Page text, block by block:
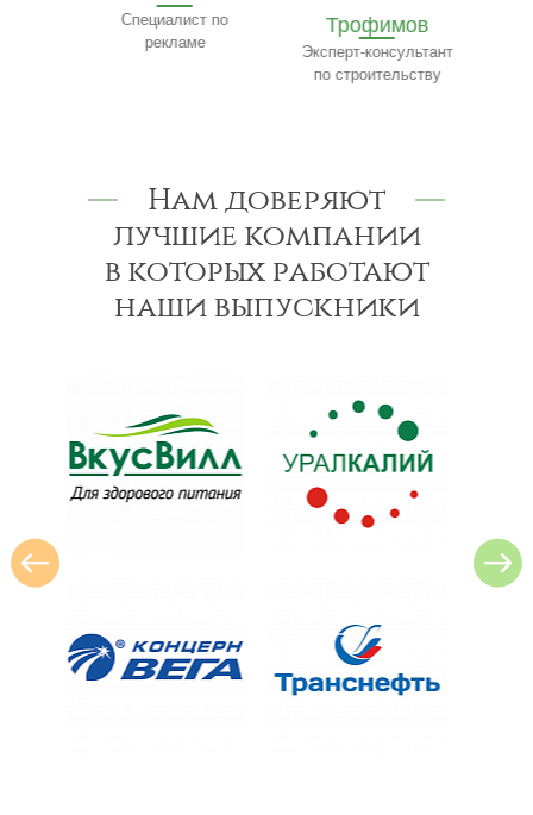
Специалист по
рекламе
Трофимов
Эксперт-консультант
по строительству
Нам доверяют
лучшие компании
в которых работают
наши выпускники